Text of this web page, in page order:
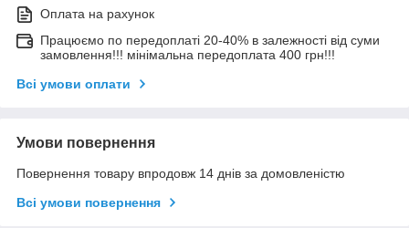
Оплата на рахунок
Працюємо по передоплаті 20-40% в залежності від суми
замовлення!!! мінімальна передоплата 400 грн!!!
Всі умови оплати
Умови повернення
Повернення товару впродовж 14 днів за домовленістю
Всі умови повернення